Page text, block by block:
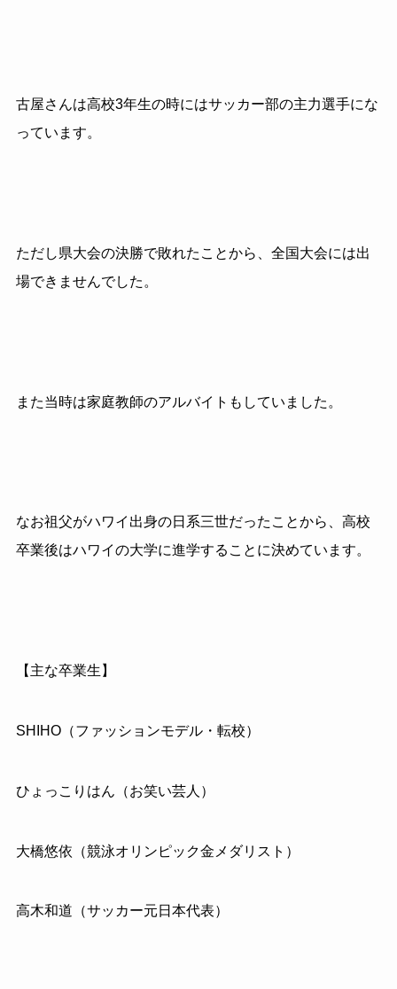
古屋さんは高校3年生の時にはサッカー部の主力選手にな
っています。
ただし県大会の決勝で敗れたことから、全国大会には出
場できませんでした。
また当時は家庭教師のアルバイトもしていました。
なお祖父がハワイ出身の日系三世だったことから、高校
卒業後はハワイの大学に進学することに決めています。
【主な卒業生】
SHIHO（ファッションモデル・転校）
ひょっこりはん（お笑い芸人）
大橋悠依（競泳オリンピック金メダリスト）
高木和道（サッカー元日本代表）